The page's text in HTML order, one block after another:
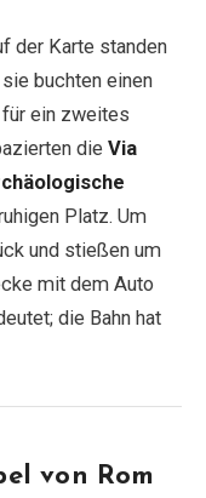
der Karte standen
buchten einen
ein zweites
die Via
Platz. Um
und stießen um
mit dem Auto
die Bahn hat
von Rom